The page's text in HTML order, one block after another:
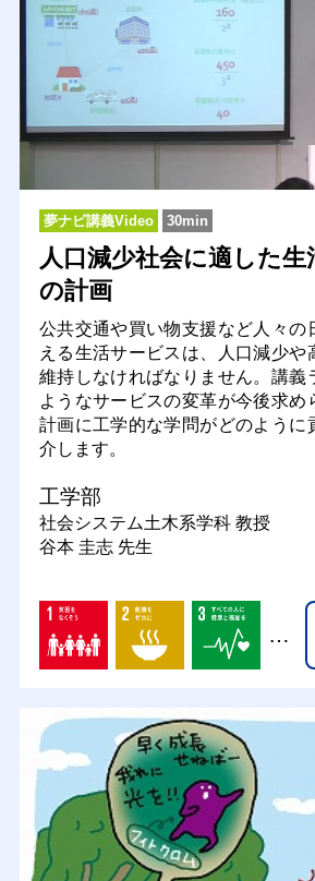
夢ナビ講義Video 30min
人口減少社会に適した生
の計画
公共交通や買い物支援など人々の
える生活サービスは、人口減少や
維持しなければなりません。講義
ようなサービスの変革が今後求め
計画に工学的な学問がどのように
介します。
工学部
社会システム土木系学科 教授
谷本 圭志 先生
…